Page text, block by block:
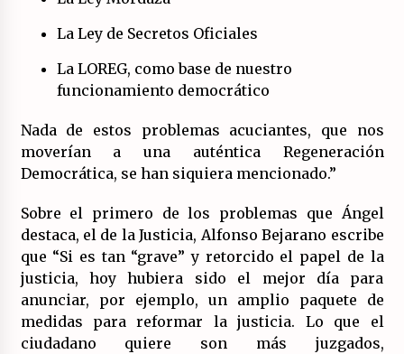
La Ley de Secretos Oficiales
La LOREG, como base de nuestro
funcionamiento democrático
Nada de estos problemas acuciantes, que nos
moverían a una auténtica Regeneración
Democrática, se han siquiera mencionado.”
Sobre el primero de los problemas que Ángel
destaca, el de la Justicia, Alfonso Bejarano escribe
que “Si es tan “grave” y retorcido el papel de la
justicia, hoy hubiera sido el mejor día para
anunciar, por ejemplo, un amplio paquete de
medidas para reformar la justicia. Lo que el
ciudadano quiere son más juzgados,